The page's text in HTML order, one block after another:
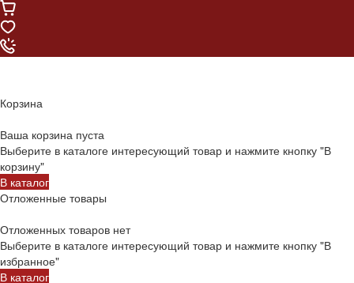
Корзина
Ваша корзина пуста
Выберите в каталоге интересующий товар и нажмите кнопку "В
корзину"
В каталог
Отложенные товары
Отложенных товаров нет
Выберите в каталоге интересующий товар и нажмите кнопку "В
избранное"
В каталог